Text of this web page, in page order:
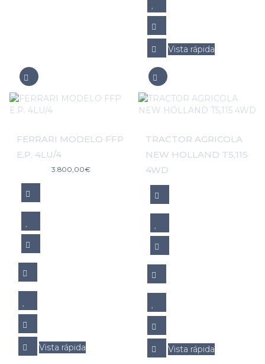
Vista rápida
FERRARI MODELO FFP
E.P. 4LU/4
3.800,00€
Vista rápida
TRACTOR AGRICOLA
NEW HOLLAND T5,115
4WD
Vista rápida